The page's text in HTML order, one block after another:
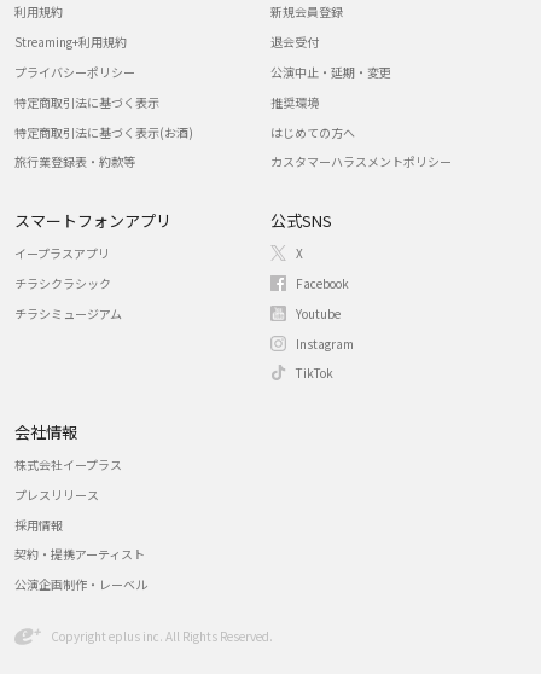
利用規約
Streaming+利用規約
プライバシーポリシー
特定商取引法に基づく表示
特定商取引法に基づく表示(お酒)
旅行業登録表・約款等
新規会員登録
退会受付
公演中止・延期・変更
推奨環境
はじめての方へ
カスタマーハラスメントポリシー
スマートフォンアプリ
イープラスアプリ
チラシクラシック
チラシミュージアム
公式SNS
X
Facebook
Youtube
Instagram
TikTok
会社情報
株式会社イープラス
プレスリリース
採用情報
契約・提携アーティスト
公演企画制作・レーベル
Copyright eplus inc. All Rights Reserved.